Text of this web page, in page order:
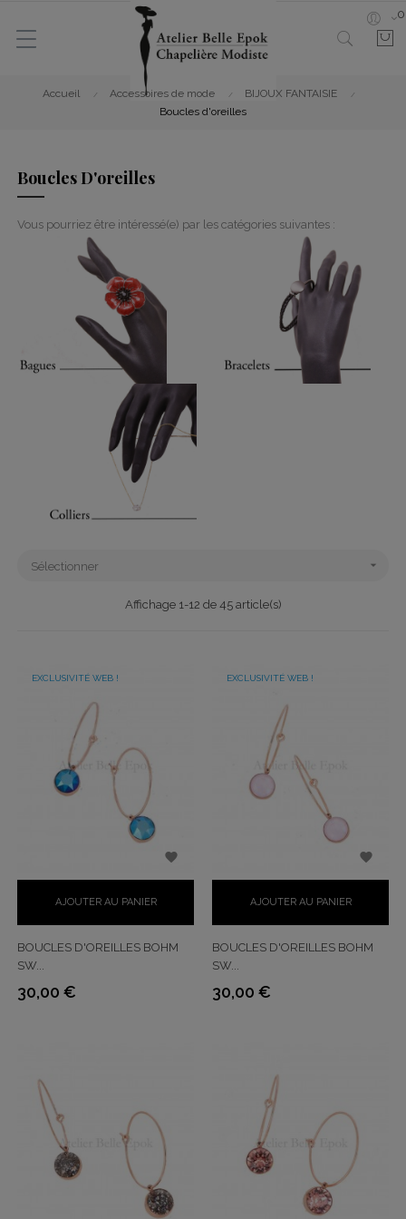
0
Accueil Accessoires de mode
BIJOUX FANTAISIE
Boucles d'oreilles
Boucles D'oreilles
Vous pourriez être intéressé(e) par les catégories suivantes :
Sélectionner 
Affichage 1-12 de 45 article(s)
EXCLUSIVITÉ WEB !
AJOUTER AU PANIER

BOUCLES D'OREILLES BOHM
SW...
Prix
30,00 €
EXCLUSIVITÉ WEB !
AJOUTER AU PANIER

BOUCLES D'OREILLES BOHM
SW...
Prix
30,00 €